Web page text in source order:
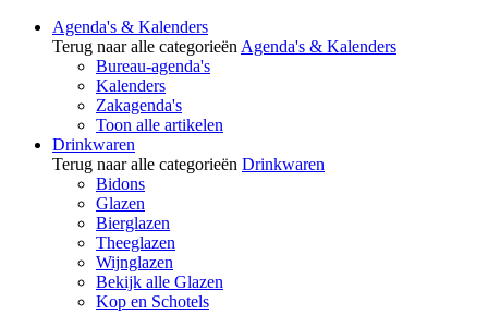
Agenda's & Kalenders
Terug naar alle categorieën Agenda's & Kalenders
Bureau-agenda's
Kalenders
Zakagenda's
Toon alle artikelen
Drinkwaren
Terug naar alle categorieën Drinkwaren
Bidons
Glazen
Bierglazen
Theeglazen
Wijnglazen
Bekijk alle Glazen
Kop en Schotels